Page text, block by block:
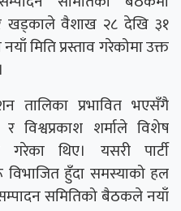
खड्काले वैशाख २८ देखि ३१
मिति प्रस्ताव गरेकोमा उक्त
तालिका प्रभावित भएसँगै
र विश्वप्रकाश शर्माले विशेष
थिए। यसरी पार्टी
हुँदा समस्याको हल
समितिको बैठकले नयाँ